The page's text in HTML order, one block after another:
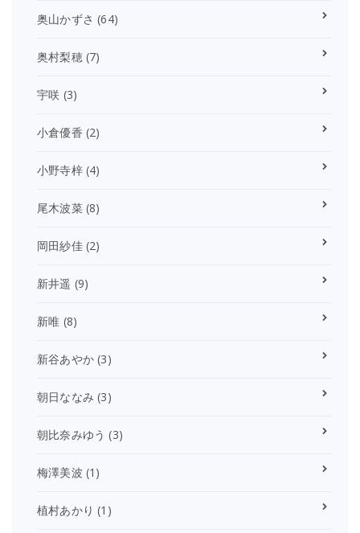
奥山かずさ (64)
奥村梨穂(7)
宇咲 (3)
小倉優香 (2)
小野寺梓(4)
尾木波菜(8)
岡田紗佳(2)
新井遥 (9)
新唯 (8)
新谷あやか (3)
朝日ななみ (3)
朝比奈みゆう (3)
梅澤美波 (1)
植村あかり (1)